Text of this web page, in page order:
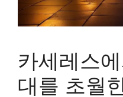
카세레스
대를 초월